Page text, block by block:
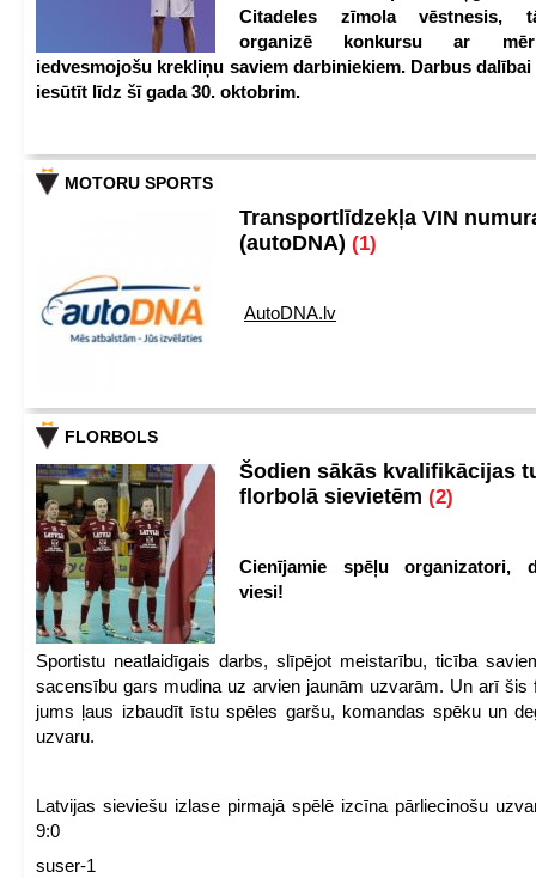
Citadeles zīmola vēstnesis,
organizē konkursu ar
iedvesmojošu krekliņu saviem darbiniekiem. Darbus
iesūtīt līdz šī gada 30. oktobrim.
MOTORU SPORTS
Transportlīdzekļa VIN
(autoDNA) (1)
AutoDNA.lv
FLORBOLS
Šodien sākās kvalifikācijas
florbolā sievietēm (2)
Cienījamie spēļu organizatori,
viesi!
Sportistu neatlaidīgais darbs, slīpējot meistarību, ticība
sacensību gars mudina uz arvien jaunām uzvarām. Un arī šis
jums ļaus izbaudīt īstu spēles garšu, komandas spēku un
uzvaru.
Latvijas sieviešu izlase pirmajā spēlē izcīna pārliecinošu
9:0
suser-1